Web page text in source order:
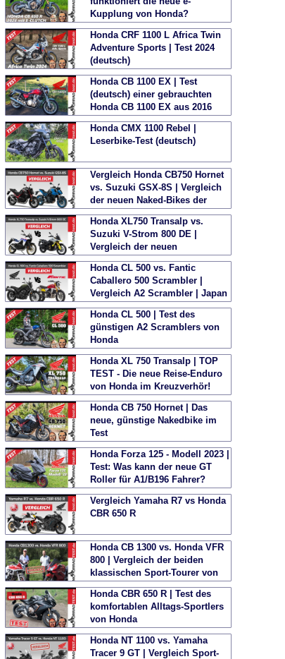
Kupplung von Honda?
Honda CRF 1100 L Africa Twin
Adventure Sports | Test 2024
(deutsch)
Honda CB 1100 EX | Test
(deutsch) einer gebrauchten
Honda CB 1100 EX aus 2016
Honda CMX 1100 Rebel |
Leserbike-Test (deutsch)
Vergleich Honda CB750 Hornet
vs. Suzuki GSX-8S | Vergleich
der neuen Naked-Bikes der
Mittelklasse
Honda XL750 Transalp vs.
Suzuki V-Strom 800 DE |
Vergleich der neuen
Mittelklasse Reise-Enduros
Honda CL 500 vs. Fantic
Caballero 500 Scrambler |
Vergleich A2 Scrambler | Japan
vs. Italien
Honda CL 500 | Test des
günstigen A2 Scramblers von
Honda
Honda XL 750 Transalp | TOP
TEST - Die neue Reise-Enduro
von Honda im Kreuzverhör!
Honda CB 750 Hornet | Das
neue, günstige Nakedbike im
Test
Honda Forza 125 - Modell 2023 |
Test: Was kann der neue GT
Roller für A1/B196 Fahrer?
Vergleich Yamaha R7 vs Honda
CBR 650 R
Honda CB 1300 vs. Honda VFR
800 | Vergleich der beiden
klassischen Sport-Tourer von
Honda
Honda CBR 650 R | Test des
komfortablen Alltags-Sportlers
von Honda
Honda NT 1100 vs. Yamaha
Tracer 9 GT | Vergleich Sport-